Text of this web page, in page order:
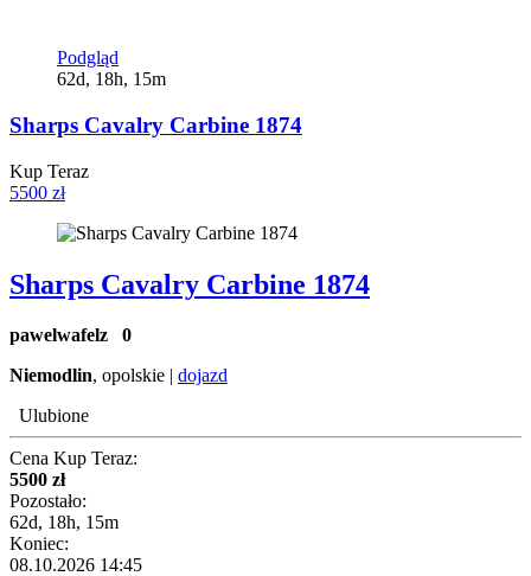
Podgląd
62d, 18h, 15m
Sharps Cavalry Carbine 1874
Kup Teraz
5500 zł
Sharps Cavalry Carbine 1874
pawelwafelz 0
Niemodlin, opolskie | dojazd
Ulubione
Cena Kup Teraz:
5500 zł
Pozostało:
62d, 18h, 15m
Koniec:
08.10.2026 14:45